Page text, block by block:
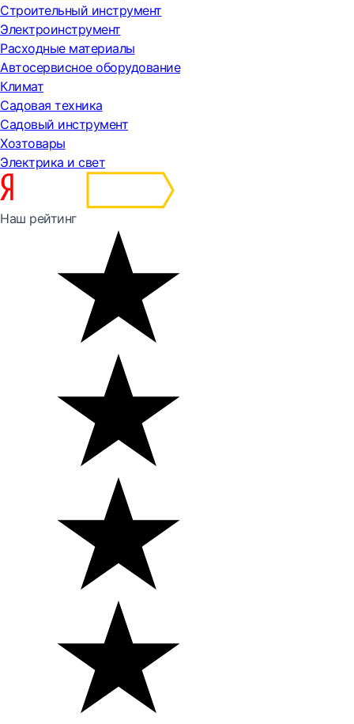
Строительный инструмент
Электроинструмент
Расходные материалы
Автосервисное оборудование
Климат
Садовая техника
Садовый инструмент
Хозтовары
Электрика и свет
Наш рейтинг